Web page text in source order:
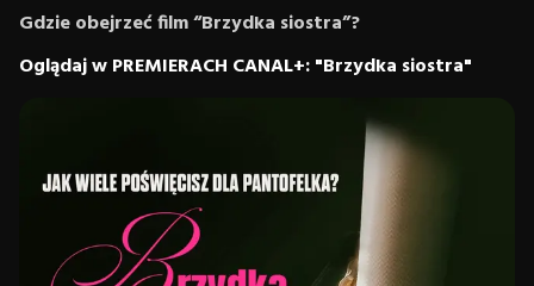
Gdzie obejrzeć film “Brzydka siostra”?
Oglądaj w PREMIERACH CANAL+: "Brzydka siostra"